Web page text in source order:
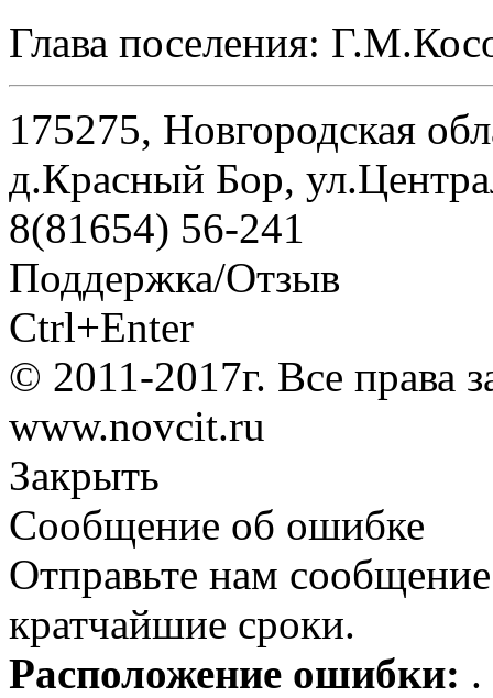
Глава поселения:
175275, Новгородская
д.Красный Бор,
8(81654) 56-241
Поддержка/Отзыв
Ctrl+Enter
© 2011-2017г. Все права
www.novcit.ru
Закрыть
Сообщение об ошибке
Отправьте нам
кратчайшие сроки.
Расположение ошибки: .